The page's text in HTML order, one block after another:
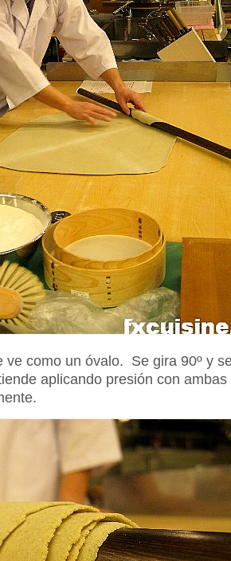
ve como un óvalo. Se gira 90º y
aplicando presión con